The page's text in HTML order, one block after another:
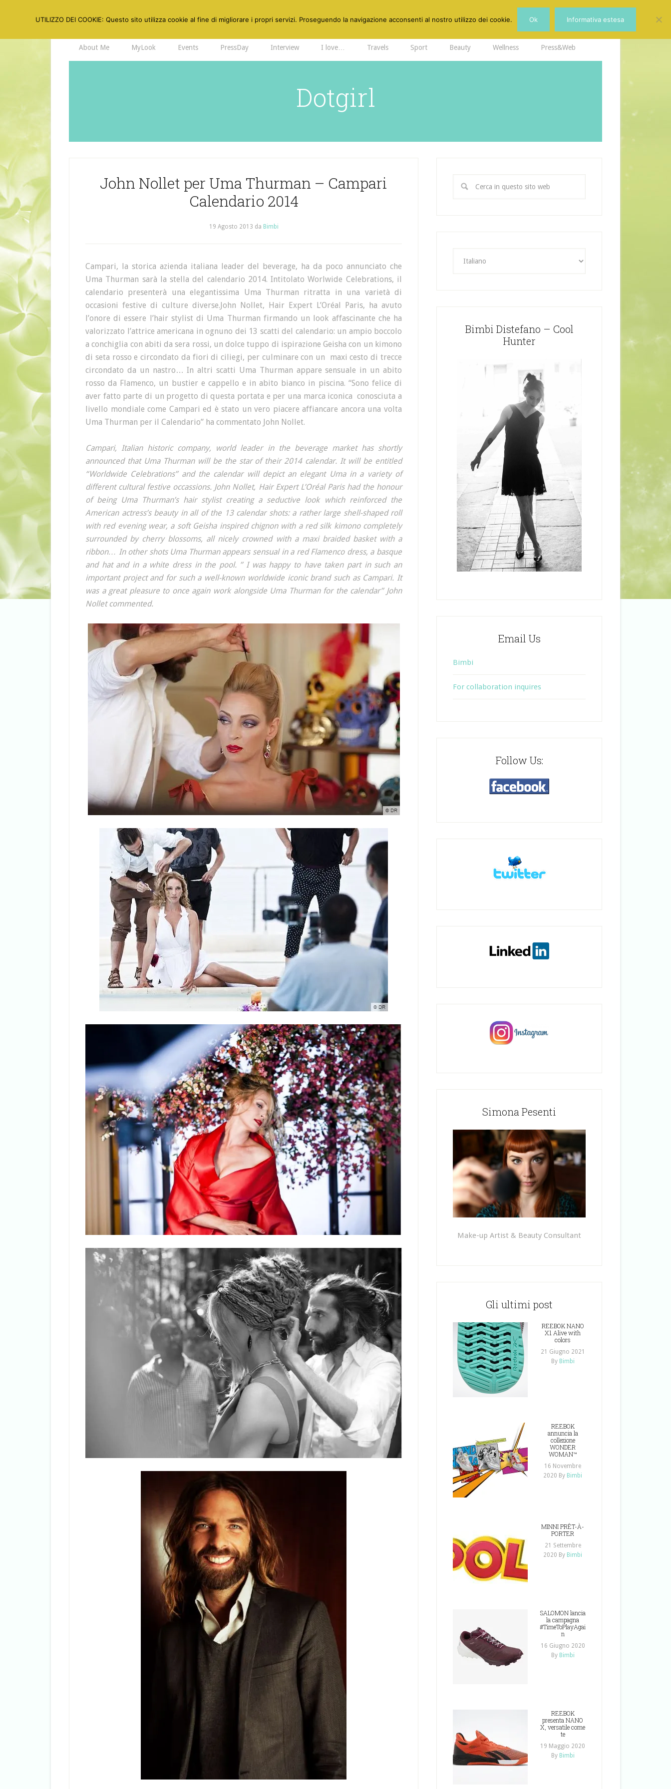
About Me MyLook Events PressDay Interview I love… Travels Sport Beauty Wellness Press&Web
Dotgirl
John Nollet per Uma Thurman – Campari
Calendario 2014
19 Agosto 2013 da Bimbi
Campari, la storica azienda italiana leader del beverage, ha da poco annunciato che
Uma Thurman sarà la stella del calendario 2014. Intitolato Worlwide Celebrations, il
calendario presenterà una elegantissima Uma Thurman ritratta in una varietà di
occasioni festive di culture diverse.John Nollet, Hair Expert L’Oréal Paris, ha avuto
l’onore di essere l’hair stylist di Uma Thurman firmando un look affascinante che ha
valorizzato l’attrice americana in ognuno dei 13 scatti del calendario: un ampio boccolo
a conchiglia con abiti da sera rossi, un dolce tuppo di ispirazione Geisha con un kimono
di seta rosso e circondato da fiori di ciliegi, per culminare con un maxi cesto di trecce
circondato da un nastro… In altri scatti Uma Thurman appare sensuale in un abito
rosso da Flamenco, un bustier e cappello e in abito bianco in piscina. “Sono felice di
aver fatto parte di un progetto di questa portata e per una marca iconica conosciuta a
livello mondiale come Campari ed è stato un vero piacere affiancare ancora una volta
Uma Thurman per il Calendario” ha commentato John Nollet.
Campari, Italian historic company, world leader in the beverage market has shortly
announced that Uma Thurman will be the star of their 2014 calendar. It will be entitled
“Worldwide Celebrations” and the calendar will depict an elegant Uma in a variety of
different cultural festive occassions. John Nollet, Hair Expert L’Oréal Paris had the honour
of being Uma Thurman’s hair stylist creating a seductive look which reinforced the
American actress’s beauty in all of the 13 calendar shots: a rather large shell-shaped roll
with red evening wear, a soft Geisha inspired chignon with a red silk kimono completely
surrounded by cherry blossoms, all nicely crowned with a maxi braided basket with a
ribbon… In other shots Uma Thurman appears sensual in a red Flamenco dress, a basque
and hat and in a white dress in the pool. ” I was happy to have taken part in such an
important project and for such a well-known worldwide iconic brand such as Campari. It
was a great pleasure to once again work alongside Uma Thurman for the calendar” John
Nollet commented.
Bimbi Distefano – Cool
Hunter
Email Us
Bimbi
For collaboration inquires
Follow Us:
Simona Pesenti
Make-up Artist & Beauty Consultant
Gli ultimi post
REEBOK NANO
X1 Alive with
colors
21 Giugno 2021
By Bimbi
REEBOK
annuncia la
collezione
WONDER
WOMAN™
16 Novembre
2020 By Bimbi
MINNI PRÊT-À-
PORTER
21 Settembre
2020 By Bimbi
SALOMON lancia
la campagna
#TimeToPlayAgai
n
16 Giugno 2020
By Bimbi
REEBOK
presenta NANO
X, versatile come
te
19 Maggio 2020
By Bimbi
UTILIZZO DEI COOKIE: Questo sito utilizza cookie al fine di migliorare i propri servizi. Proseguendo la navigazione acconsenti al nostro utilizzo dei cookie. Ok Informativa estesa